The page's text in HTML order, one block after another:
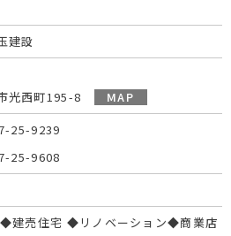
建設
光西町195-8
MAP
25-9239
25-9608
建売住宅 ◆リノベーション◆商業店